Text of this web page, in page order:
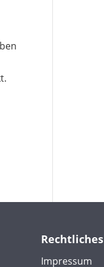
Rechtliches
Impressum